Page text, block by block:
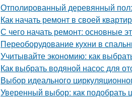
Отполированный деревянный
Как начать ремонт в своей
С чего начать ремонт: основные
Переоборудование кухни в
Учитывайте экономию: как
Как выбрать водяной насос для
Выбор идеального
Уверенный выбор: как подобрать